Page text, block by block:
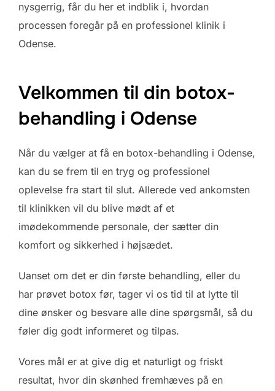
nysgerrig, får du her et indblik i, hvordan
processen foregår på en professionel klinik i
Odense.
Velkommen til din botox-
behandling i Odense
Når du vælger at få en botox-behandling i Odense,
kan du se frem til en tryg og professionel
oplevelse fra start til slut. Allerede ved ankomsten
til klinikken vil du blive mødt af et
imødekommende personale, der sætter din
komfort og sikkerhed i højsædet.
Uanset om det er din første behandling, eller du
har prøvet botox før, tager vi os tid til at lytte til
dine ønsker og besvare alle dine spørgsmål, så du
føler dig godt informeret og tilpas.
Vores mål er at give dig et naturligt og friskt
resultat, hvor din skønhed fremhæves på en